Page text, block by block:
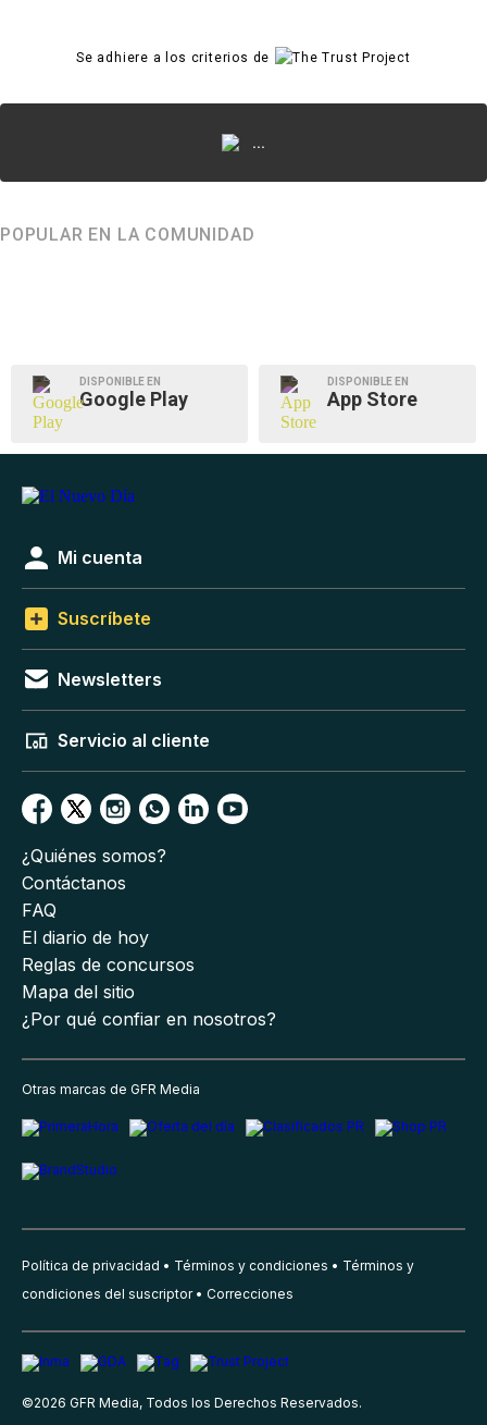
Se adhiere a los criterios de
...
POPULAR EN LA COMUNIDAD
DISPONIBLE EN
Google Play
DISPONIBLE EN
App Store
Mi cuenta
Suscríbete
Newsletters
Servicio al cliente
¿Quiénes somos?
Contáctanos
FAQ
El diario de hoy
Reglas de concursos
Mapa del sitio
¿Por qué confiar en nosotros?
Otras marcas de GFR Media
Política de privacidad Términos y condiciones
Términos y
condiciones del suscriptor
Correcciones
©2026 GFR Media, Todos los Derechos Reservados.